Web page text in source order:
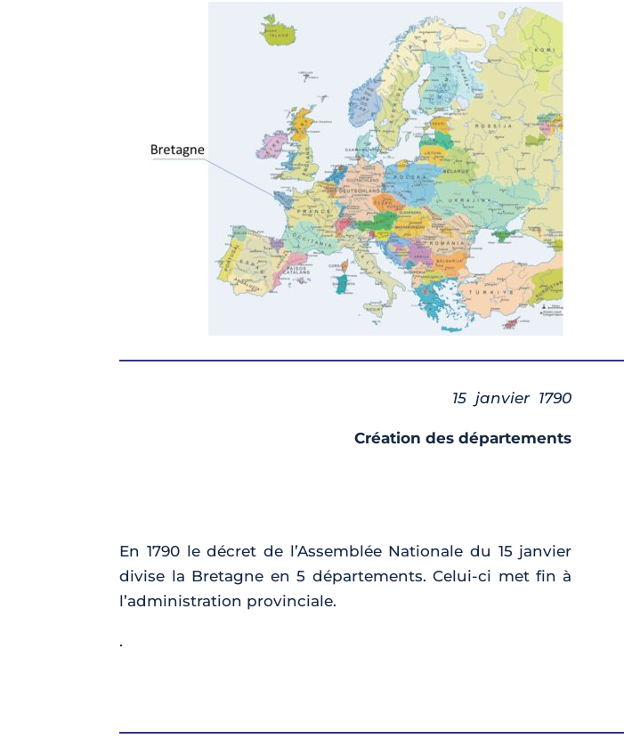
15 janvier 1790
Création des départements
En 1790 le décret de l’Assemblée Nationale du 15 janvier
divise la Bretagne en 5 départements. Celui-ci met fin à
l’administration provinciale.
.